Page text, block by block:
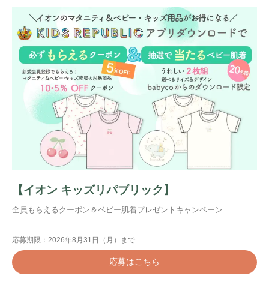
【イオン キッズリパブリック】
全員もらえるクーポン＆ベビー肌着プレゼントキャンペーン
応募期限：2026年8月31日（月）まで
応募はこちら